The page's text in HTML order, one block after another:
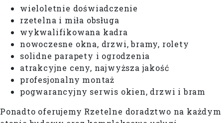
wieloletnie doświadczenie
rzetelna i miła obsługa
wykwalifikowana kadra
nowoczesne okna, drzwi, bramy, rolety
solidne parapety i ogrodzenia
atrakcyjne ceny, najwyższa jakość
profesjonalny montaż
pogwarancyjny serwis okien, drzwi i bram
Ponadto oferujemy Rzetelne doradztwo na każdym